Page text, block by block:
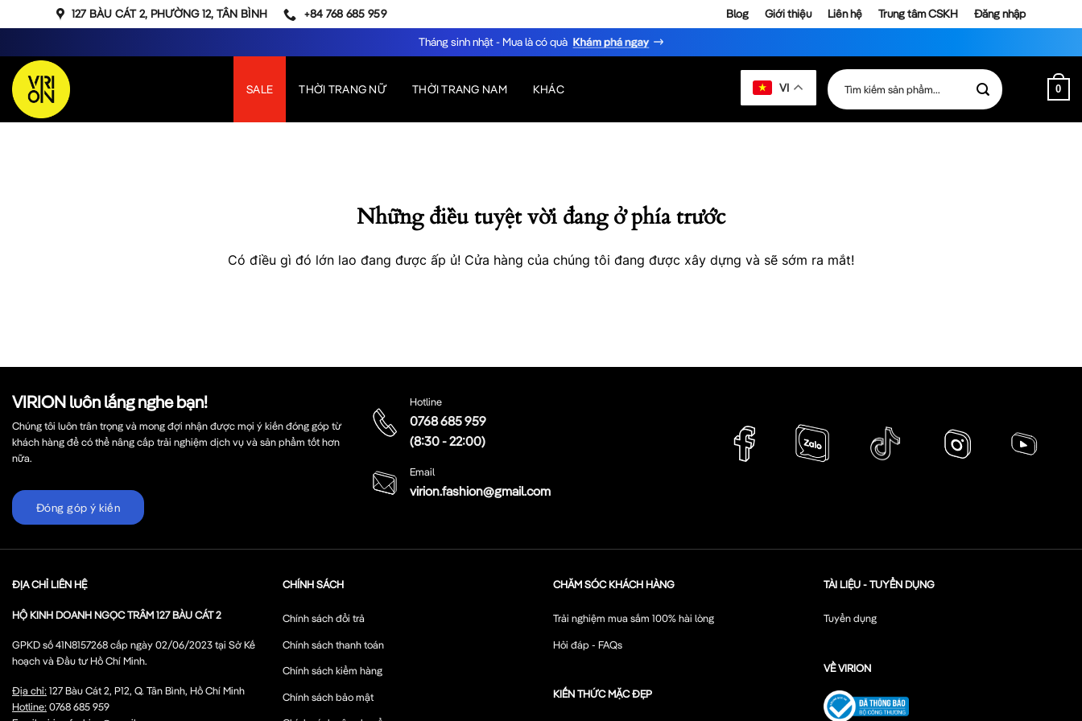
qua
dung
127 BÀU CÁT 2, PHƯỜNG 12, TÂN BÌNH +84 768 685 959 Blog Giới thiệu Liên hệ Trung tâm CSKH
Đăng nhập
Tháng sinh nhật - Mua là có quà
SALE THỜI TRANG NỮ THỜI TRANG NAM KHÁC VI
Tìm
kiếm:
0
Những điều tuyệt vời đang ở phía trước
Có điều gì đó lớn lao đang được ấp ủ! Cửa hàng của chúng tôi đang được xây dựng và sẽ sớm ra mắt!
VIRION luôn lắng nghe bạn!
Chúng tôi luôn trân trọng và mong đợi nhận được mọi ý kiến đóng góp từ
khách hàng để có thể nâng cấp trải nghiệm dịch vụ và sản phẩm tốt hơn
nữa.
Đóng góp ý kiến
Hotline
0768 685 959
(8:30 - 22:00)
Email
virion.fashion@gmail.com
ĐỊA CHỈ LIÊN HỆ
HỘ KINH DOANH NGỌC TRÂM 127 BÀU CÁT 2
GPKD số 41N8157268 cấp ngày 02/06/2023 tại Sở Kế
hoạch và Đầu tư Hồ Chí Minh.
Địa chỉ:127 Bàu Cát 2, P12, Q. Tân Bình, Hồ Chí Minh
Hotline:0768 685 959
CHÍNH SÁCH
Chính sách đổi trả
Chính sách thanh toán
Chính sách kiểm hàng
Chính sách bảo mật
CHĂM SÓC KHÁCH HÀNG
Trải nghiệm mua sắm 100% hài lòng
Hỏi đáp - FAQs
KIẾN THỨC MẶC ĐẸP
TÀI LIỆU - TUYỂN DỤNG
Tuyển dụng
VỀ VIRION